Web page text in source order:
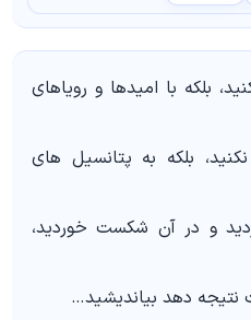
بلکه با امیدها و رویاهای
بلکه به پتانسیل های
و در آن شکست خوردید،
نتیجه دهد بیاندیشید…